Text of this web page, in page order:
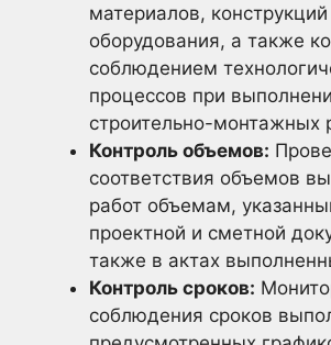
материалов, конструкций
оборудования, а также
соблюдением
процессов при
строительно-монтажных
Контроль объемов:
соответствия объемов
работ объемам,
проектной и сметной
также в актах
Контроль сроков:
соблюдения сроков